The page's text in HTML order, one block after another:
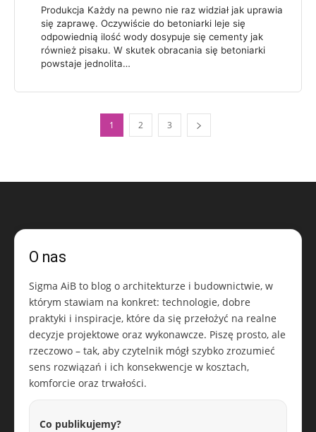
Produkcja Każdy na pewno nie raz widział jak uprawia
się zaprawę. Oczywiście do betoniarki leje się
odpowiednią ilość wody dosypuje się cementy jak
również pisaku. W skutek obracania się betoniarki
powstaje jednolita…
1 2 3
O nas
Sigma AiB to blog o architekturze i budownictwie, w
którym stawiam na konkret: technologie, dobre
praktyki i inspiracje, które da się przełożyć na realne
decyzje projektowe oraz wykonawcze. Piszę prosto, ale
rzeczowo – tak, aby czytelnik mógł szybko zrozumieć
sens rozwiązań i ich konsekwencje w kosztach,
komforcie oraz trwałości.
Co publikujemy?